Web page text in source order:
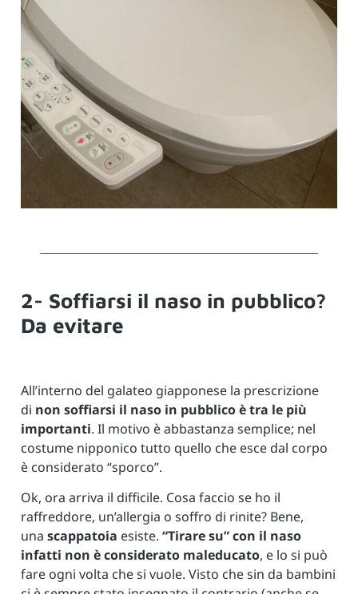
2- Soffiarsi il naso in pubblico?
Da evitare
All’interno del galateo giapponese la prescrizione
di non soffiarsi il naso in pubblico è tra le più
importanti. Il motivo è abbastanza semplice; nel
costume nipponico tutto quello che esce dal corpo
è considerato “sporco”.
Ok, ora arriva il difficile. Cosa faccio se ho il
raffreddore, un’allergia o soffro di rinite? Bene,
una scappatoia esiste. “Tirare su” con il naso
infatti non è considerato maleducato, e lo si può
fare ogni volta che si vuole. Visto che sin da bambini